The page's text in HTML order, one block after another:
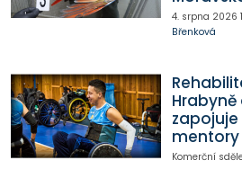
4. srpna 2026
Břenková
mentory
Komerční